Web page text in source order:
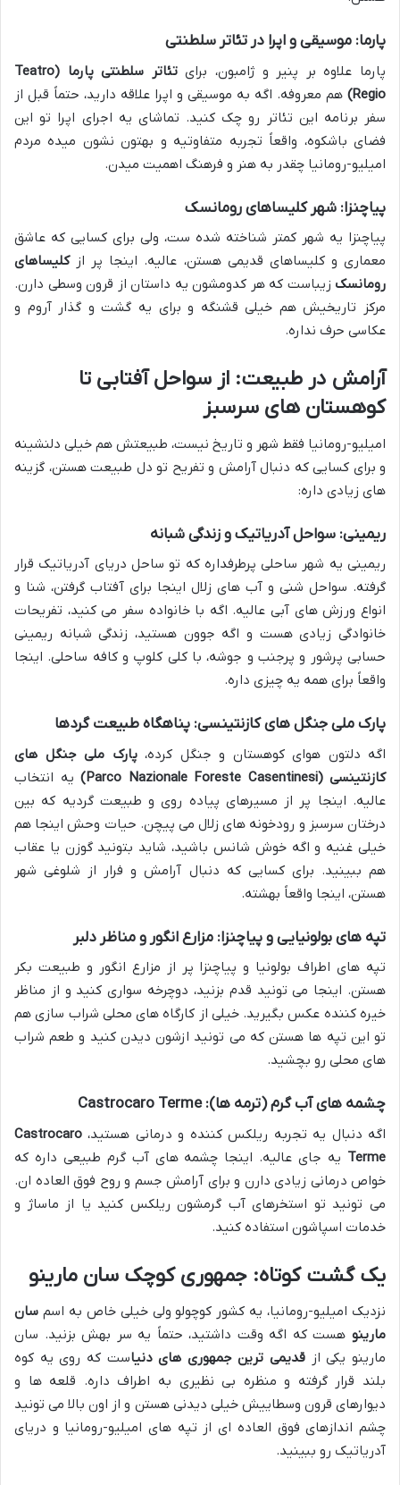
پارما: موسیقی و اپرا در تئاتر سلطنتی
پارما علاوه بر پنیر و ژامبون، برای
تئاتر سلطنتی پارما (Teatro
Regio) هم معروفه. اگه به موسیقی و اپرا علاقه دارید، حتماً قبل از
سفر برنامه این تئاتر رو چک کنید. تماشای یه اجرای اپرا تو این
فضای باشکوه، واقعاً تجربه متفاوتیه و بهتون نشون میده مردم
امیلیو-رومانیا چقدر به هنر و فرهنگ اهمیت میدن.
پیاچنزا: شهر کلیساهای رومانسک
پیاچنزا یه شهر کمتر شناخته شده ست، ولی برای کسایی که عاشق
معماری و کلیساهای قدیمی هستن، عالیه. اینجا پر ازکلیساهای
رومانسک زیباست که هر کدومشون یه داستان از قرون وسطی دارن.
مرکز تاریخیش هم خیلی قشنگه و برای یه گشت و گذار آروم و
عکاسی حرف نداره.
آرامش در طبیعت: از سواحل آفتابی تا
کوهستان های سرسبز
امیلیو-رومانیا فقط شهر و تاریخ نیست، طبیعتش هم خیلی دلنشینه
و برای کسایی که دنبال آرامش و تفریح تو دل طبیعت هستن، گزینه
های زیادی داره:
ریمینی: سواحل آدریاتیک و زندگی شبانه
ریمینی یه شهر ساحلی پرطرفداره که تو ساحل دریای آدریاتیک قرار
گرفته. سواحل شنی و آب های زلال اینجا برای آفتاب گرفتن، شنا و
انواع ورزش های آبی عالیه. اگه با خانواده سفر می کنید، تفریحات
خانوادگی زیادی هست و اگه جوون هستید، زندگی شبانه ریمینی
حسابی پرشور و پرجنب و جوشه، با کلی کلوپ و کافه ساحلی. اینجا
واقعاً برای همه یه چیزی داره.
پارک ملی جنگل های کازنتینسی: پناهگاه طبیعت گردها
اگه دلتون هوای کوهستان و جنگل کرده،پارک ملی جنگل های
کازنتینسی (Parco Nazionale Foreste Casentinesi)
یه انتخاب
عالیه. اینجا پر از مسیرهای پیاده روی و طبیعت گردیه که بین
درختان سرسبز و رودخونه های زلال می پیچن. حیات وحش اینجا هم
خیلی غنیه و اگه خوش شانس باشید، شاید بتونید گوزن یا عقاب
هم ببینید. برای کسایی که دنبال آرامش و فرار از شلوغی شهر
هستن، اینجا واقعاً بهشته.
تپه های بولونیایی و پیاچنزا: مزارع انگور و مناظر دلبر
تپه های اطراف بولونیا و پیاچنزا پر از مزارع انگور و طبیعت بکر
هستن. اینجا می تونید قدم بزنید، دوچرخه سواری کنید و از مناظر
خیره کننده عکس بگیرید. خیلی از کارگاه های محلی شراب سازی هم
تو این تپه ها هستن که می تونید ازشون دیدن کنید و طعم شراب
های محلی رو بچشید.
چشمه های آب گرم (ترمه ها): Castrocaro Terme
اگه دنبال یه تجربه ریلکس کننده و درمانی هستید، Castrocaro
Terme یه جای عالیه. اینجا چشمه های آب گرم طبیعی داره که
خواص درمانی زیادی دارن و برای آرامش جسم و روح فوق العاده ان.
می تونید تو استخرهای آب گرمشون ریلکس کنید یا از ماساژ و
خدمات اسپاشون استفاده کنید.
یک گشت کوتاه: جمهوری کوچک سان مارینو
نزدیک امیلیو-رومانیا، یه کشور کوچولو ولی خیلی خاص به اسم سان
مارینو هست که اگه وقت داشتید، حتماً یه سر بهش بزنید. سان
مارینو یکی از قدیمی ترین جمهوری های دنیاست که روی یه کوه
بلند قرار گرفته و منظره بی نظیری به اطراف داره. قلعه ها و
دیوارهای قرون وسطاییش خیلی دیدنی هستن و از اون بالا می تونید
چشم اندازهای فوق العاده ای از تپه های امیلیو-رومانیا و دریای
آدریاتیک رو ببینید.